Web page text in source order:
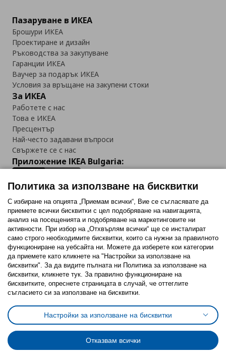
Пазаруване в ИКЕА
Брошури ИКЕА
Проектиране и дизайн
Ръководства за закупуване
Гаранции ИКЕА
Ваучер за подарък ИКЕА
Условия за връщане на закупени стоки
За ИКЕА
Работете с нас
Това е ИКЕА
Пресцентър
Най-често задавани въпроси
Свържете се с нас
Приложение IKEA Bulgaria:
Последвайте ни:
FacebookTwitterYoutubePinterestInstagram
Политика за използване на бисквитки (Cookies)
Избор на настройки за използване на бисквитки
Условия за ползване на ikea.bgОбща политика за личните данни
Политика за защита на личните данни на ikea.bg
Общи условия на програма IKEA Family
Политика за защита на лични данни на програма IKEA Family
Политика за използване на бисквитки
С избиране на опцията „Приемам всички“, Вие се съгласявате да
приемете всички бисквитки с цел подобряване на навигацията,
анализ на посещенията и подобряване на маркетинговите ни
активности. При избор на „Отхвърлям всички“ ще се инсталират
само строго необходимитe бисквитки, които са нужни за правилното
функциониране на уебсайта ни. Можете да изберете кои категории
да приемете като кликнете на "Настройки за използване на
бисквитки". За да видите пълната ни Политика за използване на
бисквитки, кликнете тук. За правилно функциониране на
бисквитките, опреснете страницата в случай, че оттеглите
съгласието си за използване на бисквитки.
Настройки за използване на бисквитки
Отказвам всички